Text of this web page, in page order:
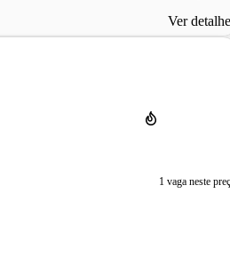
Ver
1 vaga neste